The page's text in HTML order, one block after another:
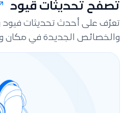
تصفح تحديثات قيود
تعرّف على أحدث تحديثات فيود
والخصائص الجديدة في مكان